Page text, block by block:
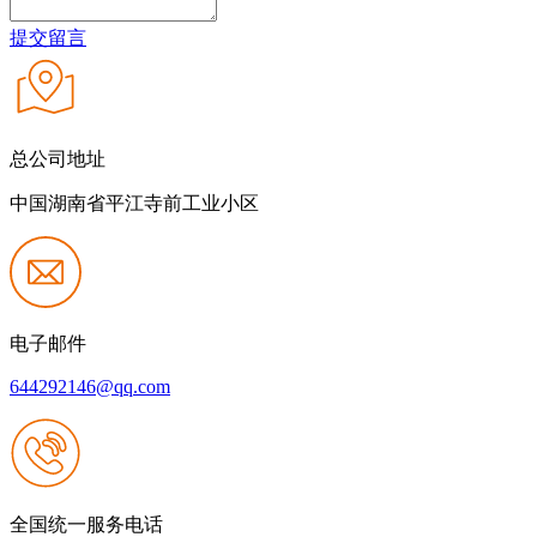
提交留言
总公司地址
中国湖南省平江寺前工业小区
电子邮件
644292146@qq.com
全国统一服务电话